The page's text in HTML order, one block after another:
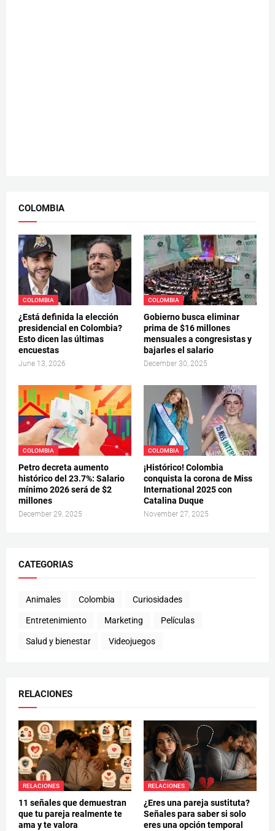
COLOMBIA
COLOMBIA
¿Está definida la elección
presidencial en Colombia?
Esto dicen las últimas
encuestas
June 13, 2026
COLOMBIA
Gobierno busca eliminar
prima de $16 millones
mensuales a congresistas y
bajarles el salario
December 30, 2025
COLOMBIA
Petro decreta aumento
histórico del 23.7%: Salario
mínimo 2026 será de $2
millones
December 29, 2025
COLOMBIA
¡Histórico! Colombia
conquista la corona de Miss
International 2025 con
Catalina Duque
November 27, 2025
CATEGORIAS
Animales Colombia Curiosidades
Entretenimiento Marketing Películas
Salud y bienestar Videojuegos
RELACIONES
RELACIONES
11 señales que demuestran
que tu pareja realmente te
ama y te valora
RELACIONES
¿Eres una pareja sustituta?
Señales para saber si solo
eres una opción temporal